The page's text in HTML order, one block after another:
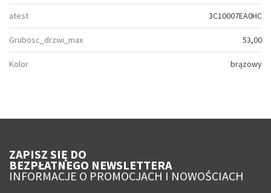
atest 3C10007EA0HC
Grubosc_drzwi_max 53,00
Kolor brązowy
ZAPISZ SIĘ DO
BEZPŁATNEGO NEWSLETTERA
INFORMACJE O PROMOCJACH I NOWOŚCIACH